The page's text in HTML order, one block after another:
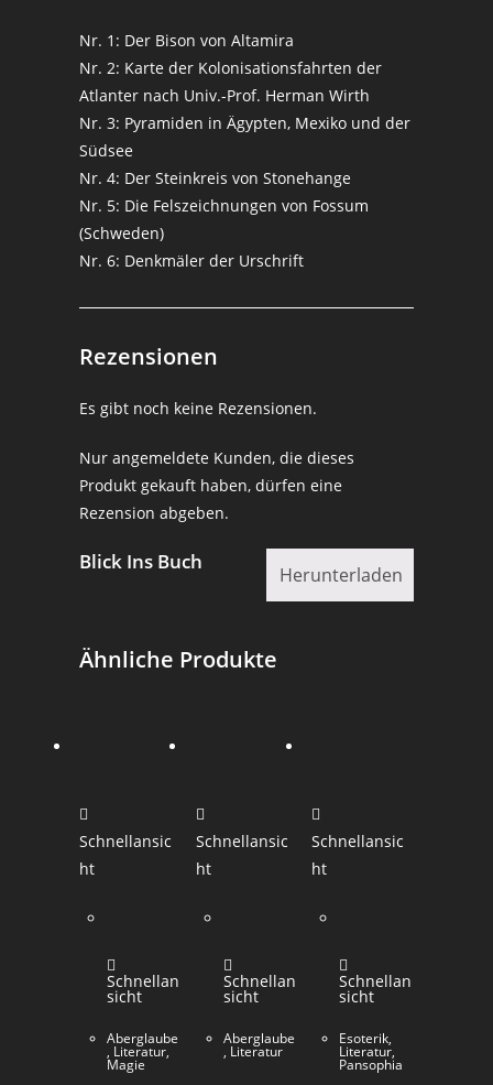
Nr. 1: Der Bison von Altamira
Nr. 2: Karte der Kolonisationsfahrten der
Atlanter nach Univ.-Prof. Herman Wirth
Nr. 3: Pyramiden in Ägypten, Mexiko und der
Südsee
Nr. 4: Der Steinkreis von Stonehange
Nr. 5: Die Felszeichnungen von Fossum
(Schweden)
Nr. 6: Denkmäler der Urschrift
Rezensionen
Es gibt noch keine Rezensionen.
Nur angemeldete Kunden, die dieses
Produkt gekauft haben, dürfen eine
Rezension abgeben.
Blick Ins Buch
Herunterladen
Ähnliche Produkte
Schnellansic
ht
Schnellan
sicht
Aberglaube
, Literatur,
Magie
Schnellansic
ht
Schnellan
sicht
Aberglaube
, Literatur
Schnellansic
ht
Schnellan
sicht
Esoterik,
Literatur,
Pansophia